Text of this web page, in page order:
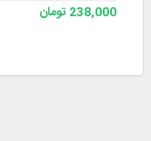
238,000 تومان